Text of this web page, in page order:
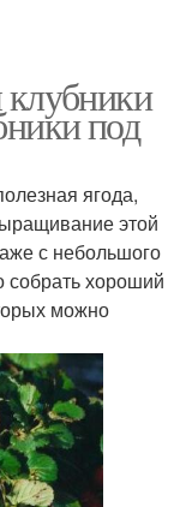
клубники
под
ягода,
этой
с небольшого
собрать хороший
можно